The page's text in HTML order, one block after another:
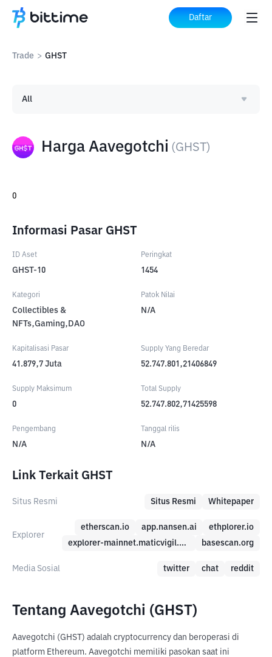
Daftar
Trade > GHST
Harga Aavegotchi (GHST)
All
0
Informasi Pasar GHST
ID Aset
GHST-10
Peringkat
1454
Kategori
Collectibles &
NFTs,Gaming,DAO
Patok Nilai
N/A
Kapitalisasi Pasar
41.879,7 Juta
Supply Yang Beredar
52.747.801,21406849
Supply Maksimum
0
Total Supply
52.747.802,71425598
Pengembang
N/A
Tanggal rilis
N/A
Link Terkait GHST
Situs Resmi Situs Resmi Whitepaper
Explorer
etherscan.io app.nansen.ai
ethplorer.io
explorer-mainnet.maticvigil.com
basescan.org
Media Sosial twitter chat reddit
Tentang Aavegotchi (GHST)
Aavegotchi (GHST) adalah cryptocurrency dan beroperasi di
platform Ethereum. Aavegotchi memiliki pasokan saat ini